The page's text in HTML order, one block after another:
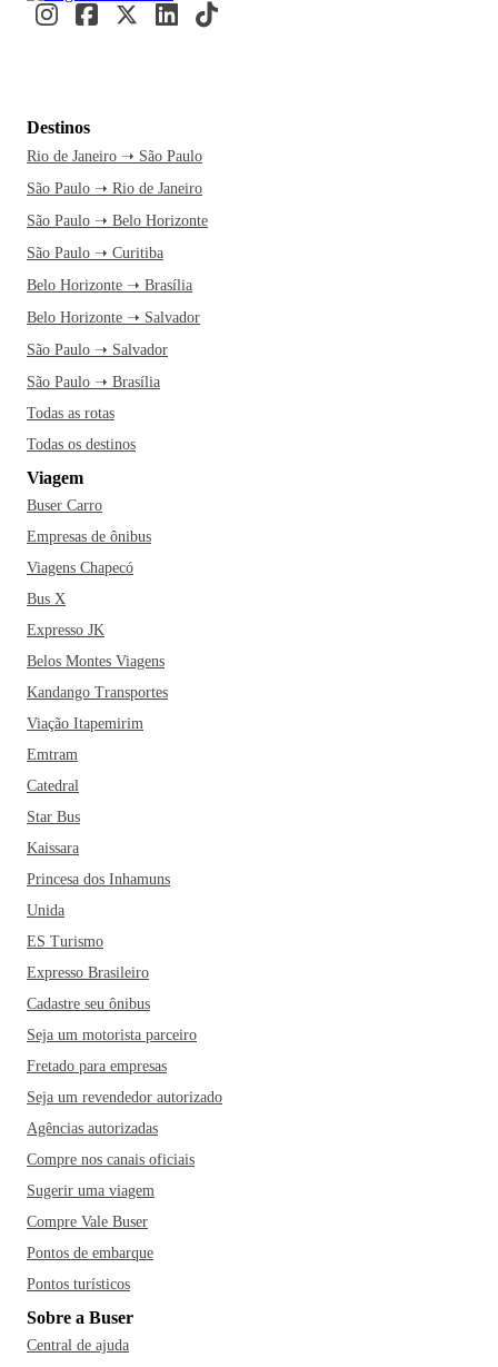
Destinos
Rio de Janeiro ➝ São Paulo
São Paulo ➝ Rio de Janeiro
São Paulo ➝ Belo Horizonte
São Paulo ➝ Curitiba
Belo Horizonte ➝ Brasília
Belo Horizonte ➝ Salvador
São Paulo ➝ Salvador
São Paulo ➝ Brasília
Todas as rotas
Todas os destinos
Viagem
Buser Carro
Empresas de ônibus
Viagens Chapecó
Bus X
Expresso JK
Belos Montes Viagens
Kandango Transportes
Viação Itapemirim
Emtram
Catedral
Star Bus
Kaissara
Princesa dos Inhamuns
Unida
ES Turismo
Expresso Brasileiro
Cadastre seu ônibus
Seja um motorista parceiro
Fretado para empresas
Seja um revendedor autorizado
Agências autorizadas
Compre nos canais oficiais
Sugerir uma viagem
Compre Vale Buser
Pontos de embarque
Pontos turísticos
Sobre a Buser
Central de ajuda